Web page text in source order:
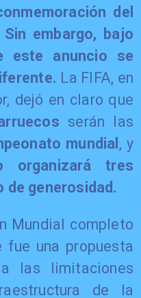
del
embargo, bajo
este anuncio se
La FIFA, en
dejó en claro que
serán las
mundial , y
organizará tres
generosidad.
Mundial completo
fue una propuesta
las limitaciones
de la